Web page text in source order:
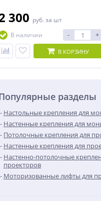
300 руб. за шт
В наличии
- +
В КОРЗИНУ
разделы
Настольные крепления для
Настенные крепления для
Потолочные крепления для
Настенные крепления для
Настенно-потолочные
проекторов
Моторизованные лифты для